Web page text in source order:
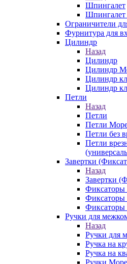
Шпингалет
Ограничители
Фурнитура для
Цилиндр
Назад
Цилиндр
Цилиндр
Цилиндр
Цилиндр
Петли
Назад
Петли
Петли
Петли без
Петли
Завертки
Назад
Завертки
Фиксаторы
Фиксаторы
Ручки для
Назад
Ручки для
Ручка на
Ручка на
Ручки